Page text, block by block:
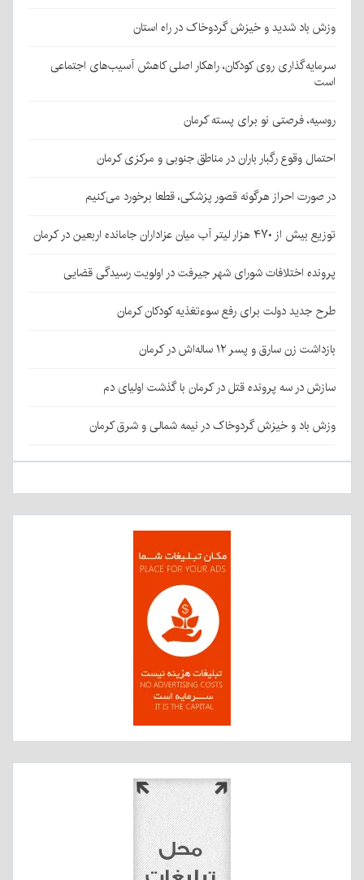
وزش باد شدید و خیزش گردوخاک در راه استان
سرمایه‌گذاری روی کودکان، راهکار اصلی کاهش آسیب‌های اجتماعی
است
روسیه، فرصتی نو برای پسته کرمان
احتمال وقوع رگبار باران در مناطق جنوبی و مرکزی کرمان
در صورت احراز هرگونه قصور پزشکی، قطعا برخورد می‌کنیم
توزیع بیش از ۴۷۰ هزار لیتر آب میان عزاداران جامانده اربعین در کرمان
پرونده اختلافات شورای شهر جیرفت در اولویت رسیدگی قضایی
طرح جدید دولت برای رفع سوءتغذیه کودکان کرمان
بازداشت زن سارق و پسر ۱۲ ساله‌اش در کرمان
سازش در سه پرونده قتل در کرمان با گذشت اولیای دم
وزش باد و خیزش گردوخاک در نیمه شمالی و شرق کرمان